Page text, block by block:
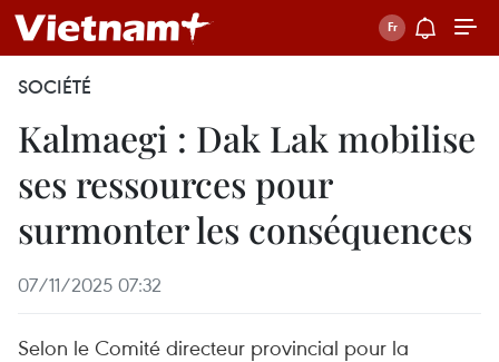
SOCIÉTÉ
Kalmaegi : Dak Lak mobilise
ses ressources pour
surmonter les conséquences
07/11/2025 07:32
Selon le Comité directeur provincial pour la